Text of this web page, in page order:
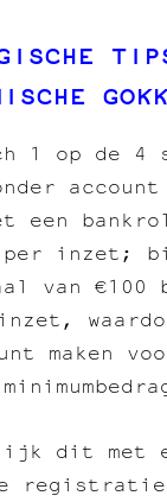
1 op de 4
een
per inzet;
van €100
maken
dit met
registratie